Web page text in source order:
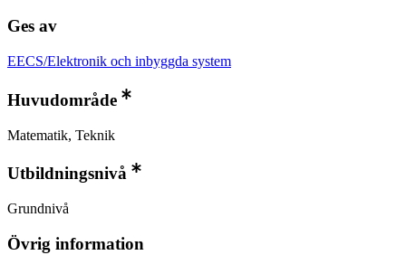
Ges av
EECS/Elektronik och inbyggda system
Huvudområde
Matematik, Teknik
Utbildningsnivå
Grundnivå
Övrig information